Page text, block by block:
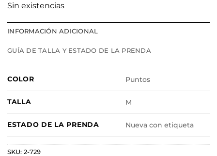
Sin existencias
INFORMACIÓN ADICIONAL
GUÍA DE TALLA Y ESTADO DE LA PRENDA
COLOR Puntos
TALLA M
ESTADO DE LA PRENDA Nueva con etiqueta
SKU: 2-729